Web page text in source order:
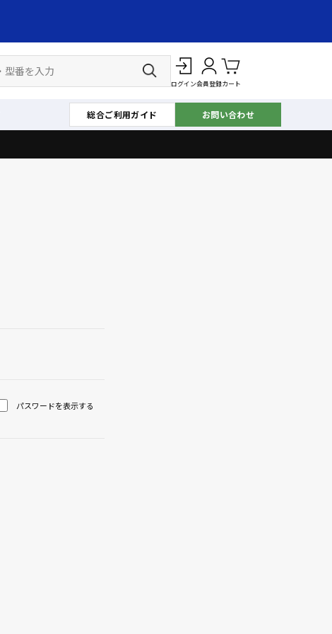
ログイン会員登録カート
総合ご利用ガイド お問い合わせ
パスワードを表示する